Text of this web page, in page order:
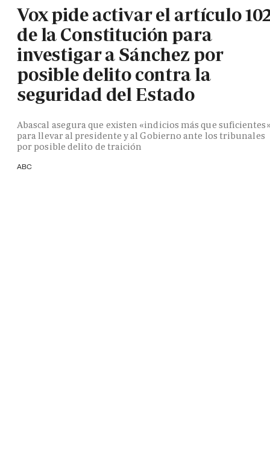
Vox pide activar el artículo
de la Constitución para
investigar a Sánchez por
posible delito contra la
seguridad del Estado
Abascal asegura que existen «indicios más que
para llevar al presidente y al Gobierno ante los tribunales
por posible delito de traición
ABC